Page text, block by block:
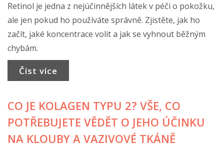
Retinol je jedna z nejúčinnějších látek v péči o pokožku,
ale jen pokud ho používáte správně. Zjistěte, jak ho
začít, jaké koncentrace volit a jak se vyhnout běžným
chybám.
Číst více
CO JE KOLAGEN TYPU 2? VŠE, CO
POTŘEBUJETE VĚDĚT O JEHO ÚČINKU
NA KLOUBY A VAZIVOVÉ TKÁNĚ